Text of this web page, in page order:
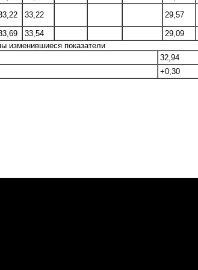
33,22 29,57
33,54 29,09
изменившиеся показатели
32,94
+0,30